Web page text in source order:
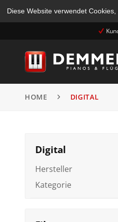
Diese Website verwendet
HOME DIGITAL
Digital
Hersteller
Kategorie